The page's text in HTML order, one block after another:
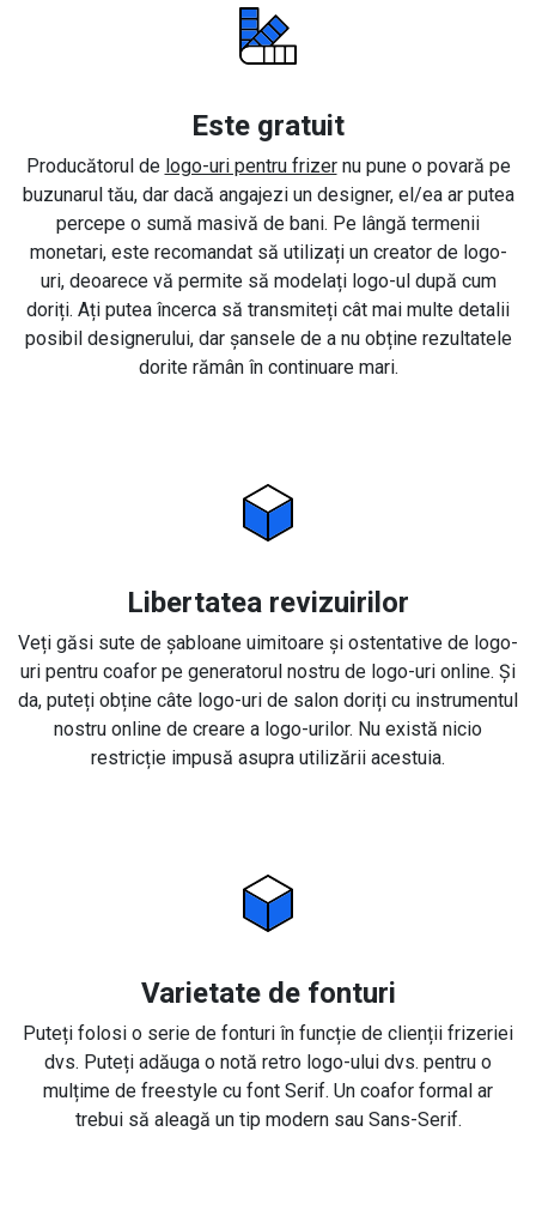
Este gratuit
Producătorul de logo-uri pentru frizernu pune o povară pe
buzunarul tău, dar dacă angajezi un designer, el/ea ar putea
percepe o sumă masivă de bani. Pe lângă termenii
monetari, este recomandat să utilizați un creator de logo-
uri, deoarece vă permite să modelați logo-ul după cum
doriți. Ați putea încerca să transmiteți cât mai multe detalii
posibil designerului, dar șansele de a nu obține rezultatele
dorite rămân în continuare mari.
Libertatea revizuirilor
Veți găsi sute de șabloane uimitoare și ostentative de logo-
uri pentru coafor pe generatorul nostru de logo-uri online. Și
da, puteți obține câte logo-uri de salon doriți cu instrumentul
nostru online de creare a logo-urilor. Nu există nicio
restricție impusă asupra utilizării acestuia.
Varietate de fonturi
Puteți folosi o serie de fonturi în funcție de clienții frizeriei
dvs. Puteți adăuga o notă retro logo-ului dvs. pentru o
mulțime de freestyle cu font Serif. Un coafor formal ar
trebui să aleagă un tip modern sau Sans-Serif.